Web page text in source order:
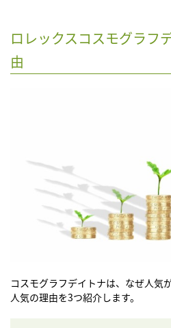
ロレックスコスモグラフ
由
コスモグラフデイトナは、なぜ人気
人気の理由を3つ紹介します。